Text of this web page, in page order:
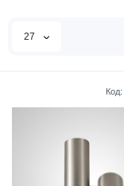
27
Код: